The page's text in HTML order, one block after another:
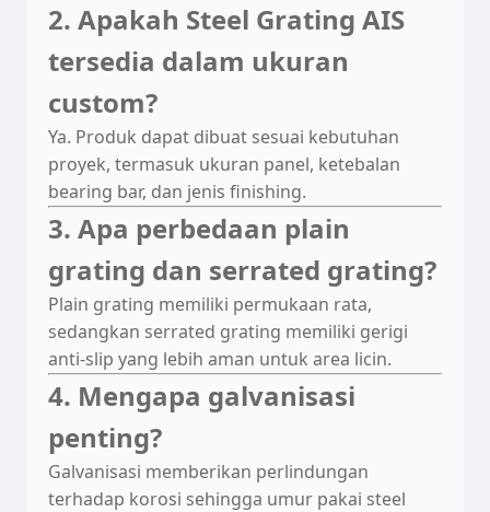
2. Apakah Steel Grating AIS
tersedia dalam ukuran
custom?
Ya. Produk dapat dibuat sesuai kebutuhan
proyek, termasuk ukuran panel, ketebalan
bearing bar, dan jenis finishing.
3. Apa perbedaan plain
grating dan serrated grating?
Plain grating memiliki permukaan rata,
sedangkan serrated grating memiliki gerigi
anti-slip yang lebih aman untuk area licin.
4. Mengapa galvanisasi
penting?
Galvanisasi memberikan perlindungan
terhadap korosi sehingga umur pakai steel